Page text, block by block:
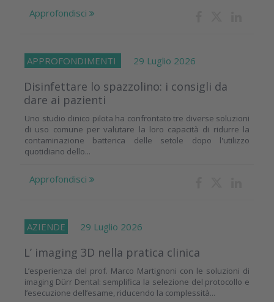
Approfondisci
APPROFONDIMENTI 29 Luglio 2026
Disinfettare lo spazzolino: i consigli da
dare ai pazienti
Uno studio clinico pilota ha confrontato tre diverse soluzioni
di uso comune per valutare la loro capacità di ridurre la
contaminazione batterica delle setole dopo l'utilizzo
quotidiano dello...
Approfondisci
AZIENDE 29 Luglio 2026
L’ imaging 3D nella pratica clinica
L’esperienza del prof. Marco Martignoni con le soluzioni di
imaging Dürr Dental: semplifica la selezione del protocollo e
l’esecuzione dell’esame, riducendo la complessità...